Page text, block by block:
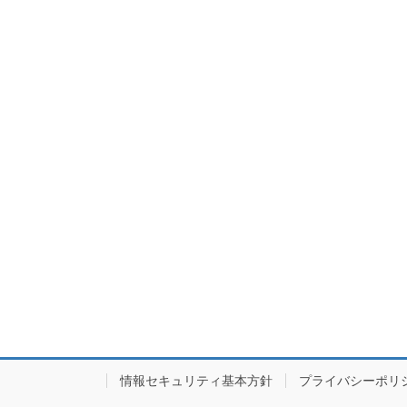
情報セキュリティ基本方針 プライバシーポリ